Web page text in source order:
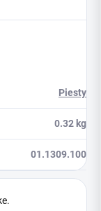
Piesty
0.32 kg
01.1309.100